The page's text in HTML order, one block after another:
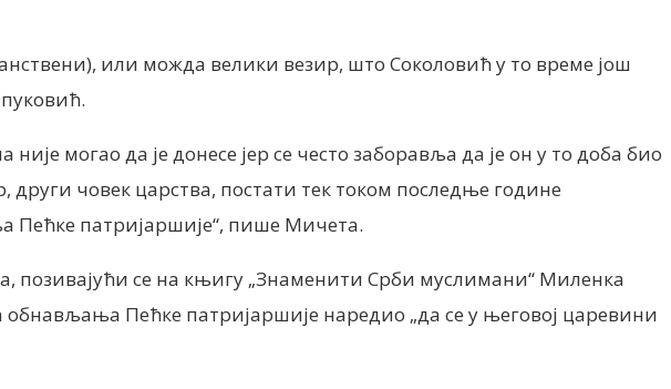
или можда велики везир, што Соколовић у то време још
могао да је донесе јер се често заборавља да је он у то доба био
човек царства, постати тек током последње године
Пећке патријаршије“, пише Мичета.
позивајући се на књигу „Знаменити Срби муслимани“ Миленка
обнављања Пећке патријаршије наредио „да се у његовој царевини